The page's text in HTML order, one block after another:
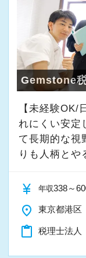
てる仕事を
★事務所の理
～事業の発展
会計・税務を
し、人生豊か
～
当事務所では
まがより良
に取り組んで
を感じながら
りたいと考え
私たちと一
Gemstone
【未経験OK/
れにくい安定
て⻑期的な視
りも人柄とや
currency_yen 年収338～
place 東京都港区
content_paste 税理士法人